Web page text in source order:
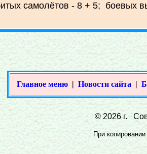
самолётов - 8 + 5; боевых
Главное меню | Новости сайта |
© 2026 г.
При копировании